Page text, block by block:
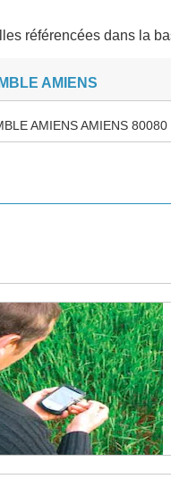
référencées dans la
AMIENS
AMIENS AMIENS 80080